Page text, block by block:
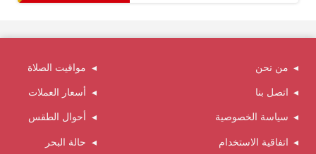
من نحن
اتصل بنا
سياسة الخصوصية
اتفاقية الاستخدام
مواقيت الصلاة
أسعار العملات
أحوال الطقس
حالة البحر